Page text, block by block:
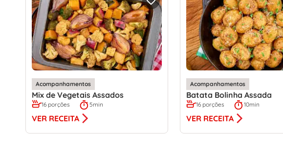
Acompanhamentos
Mix de Vegetais Assados
16 porções 5min
VER RECEITA
Acompanhamentos
Batata Bolinha Assada
16 porções 10min
VER RECEITA